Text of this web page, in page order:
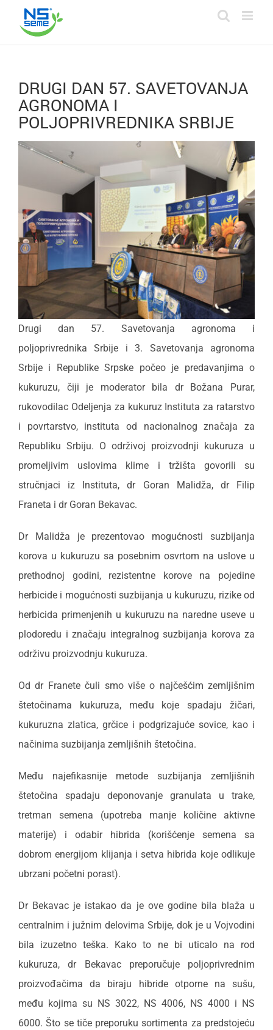
content
DRUGI DAN 57. SAVETOVANJA
AGRONOMA I
POLJOPRIVREDNIKA SRBIJE
Drugi dan 57. Savetovanja agronoma i
poljoprivrednika Srbije i 3. Savetovanja agronoma
Srbije i Republike Srpske počeo je predavanjima o
kukuruzu, čiji je moderator bila dr Božana Purar,
rukovodilac Odeljenja za kukuruz Instituta za ratarstvo
i povrtarstvo, instituta od nacionalnog značaja za
Republiku Srbiju. O održivoj proizvodnji kukuruza u
promeljivim uslovima klime i tržišta govorili su
stručnjaci iz Instituta, dr Goran Malidža, dr Filip
Franeta i dr Goran Bekavac.
Dr Malidža je prezentovao mogućnosti suzbijanja
korova u kukuruzu sa posebnim osvrtom na uslove u
prethodnoj godini, rezistentne korove na pojedine
herbicide i mogućnosti suzbijanja u kukuruzu, rizike od
herbicida primenjenih u kukuruzu na naredne useve u
plodoredu i značaju integralnog suzbijanja korova za
održivu proizvodnju kukuruza.
Od dr Franete čuli smo više o najčešćim zemljišnim
štetočinama kukuruza, među koje spadaju žičari,
kukuruzna zlatica, grčice i podgrizajuće sovice, kao i
načinima suzbijanja zemljišnih štetočina.
Među najefikasnije metode suzbijanja zemljišnih
štetočina spadaju deponovanje granulata u trake,
tretman semena (upotreba manje količine aktivne
materije) i odabir hibrida (korišćenje semena sa
dobrom energijom klijanja i setva hibrida koje odlikuje
ubrzani početni porast).
Dr Bekavac je istakao da je ove godine bila blaža u
centralnim i južnim delovima Srbije, dok je u Vojvodini
bila izuzetno teška. Kako to ne bi uticalo na rod
kukuruza, dr Bekavac preporučuje poljoprivrednim
proizvođačima da biraju hibride otporne na sušu,
među kojima su NS 3022, NS 4006, NS 4000 i NS
6000. Što se tiče preporuku sortimenta za predstojeću